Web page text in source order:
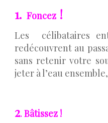
1. Foncez !
Les célibataires
redécouvrent au
sans retenir votre
jeter à l’eau
2.Bâtissez !